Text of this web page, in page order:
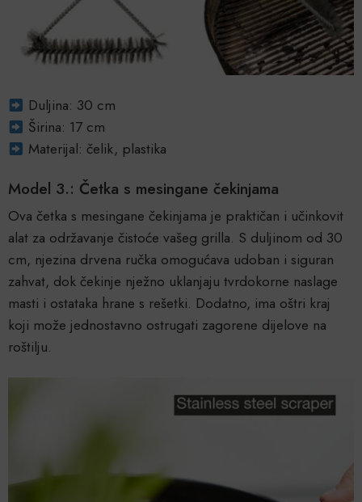
Duljina: 30 cm
Širina: 17 cm
Materijal: čelik, plastika
Model 3.: Četka s mesingane čekinjama
Ova četka s mesingane čekinjama je praktičan i učinkovit
alat za održavanje čistoće vašeg grilla. S duljinom od 30
cm, njezina drvena ručka omogućava udoban i siguran
zahvat, dok čekinje nježno uklanjaju tvrdokorne naslage
masti i ostataka hrane s rešetki. Dodatno, ima oštri kraj
koji može jednostavno ostrugati zagorene dijelove na
roštilju.